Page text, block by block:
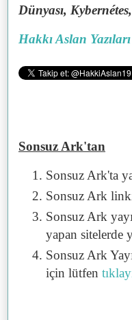
Dünyası,
Hakkı Aslan Yazıları
Sonsuz Ark'tan
Sonsuz Ark'ta
Sonsuz Ark
Sonsuz Ark
yapan sitelerde
Sonsuz Ark
için lütfen